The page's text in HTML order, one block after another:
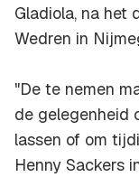
Gladiola, na het
Wedren in
"De te nemen
de gelegenheid
lassen of om
Henny Sackers